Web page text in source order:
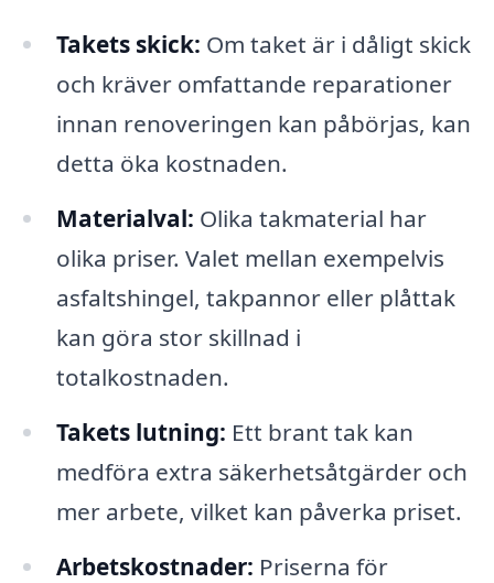
Takets skick: Om taket är i dåligt skick
och kräver omfattande reparationer
innan renoveringen kan påbörjas, kan
detta öka kostnaden.
Materialval: Olika takmaterial har
olika priser. Valet mellan exempelvis
asfaltshingel, takpannor eller plåttak
kan göra stor skillnad i
totalkostnaden.
Takets lutning: Ett brant tak kan
medföra extra säkerhetsåtgärder och
mer arbete, vilket kan påverka priset.
Arbetskostnader: Priserna för